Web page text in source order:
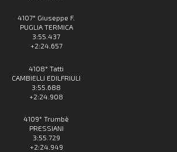
4107° Giuseppe F.
PUGLIA TERMICA
3:55.437
+2:24.657
4108° Tatti
CAMBIELLI EDILFRIULI
3:55.688
+2:24.908
4109° Trumbè
PRESSIANI
3:55.729
+2:24.949